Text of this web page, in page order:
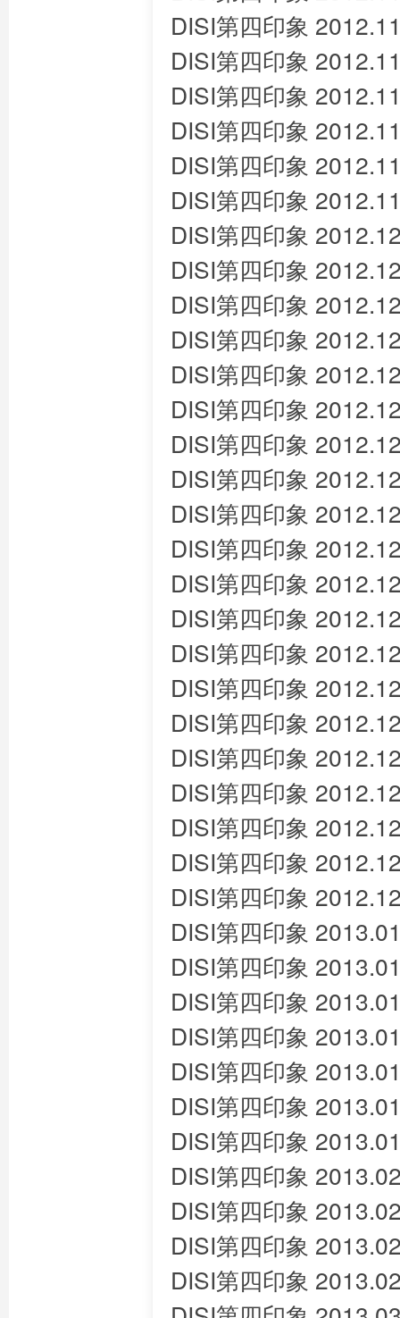
DISI第四印象
DISI第四印象
DISI第四印象
DISI第四印象
DISI第四印象
DISI第四印象
DISI第四印象
DISI第四印象
DISI第四印象
DISI第四印象
DISI第四印象
DISI第四印象
DISI第四印象
DISI第四印象
DISI第四印象
DISI第四印象
DISI第四印象
DISI第四印象
DISI第四印象
DISI第四印象
DISI第四印象
DISI第四印象
DISI第四印象
DISI第四印象
DISI第四印象
DISI第四印象
DISI第四印象
DISI第四印象
DISI第四印象
DISI第四印象
DISI第四印象
DISI第四印象
DISI第四印象
DISI第四印象
DISI第四印象
DISI第四印象
DISI第四印象